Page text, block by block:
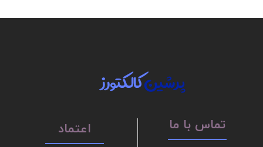
پرشینکالکتورز
تماس با ما اعتماد